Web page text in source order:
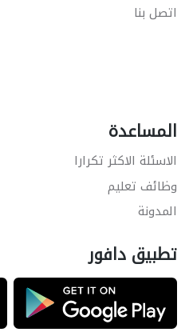
اتصل بنا
المساعدة
الاسئلة الاكثر تكرارا
وظائف تعليم
المدونة
تطبيق دافور